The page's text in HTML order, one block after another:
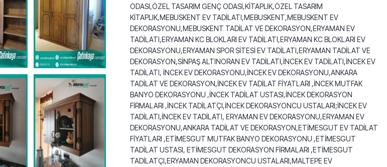
ODASI,ÖZEL TASARIM GENÇ ODASI,KİTAPLIK,ÖZEL TASARIM
KİTAPLIK,MEBUSKENT EV TADİLATI,MEBUSKENT,MEBUSKENT EV
DEKORASYONU,MEBUSKENT TADİLAT VE DEKORASYON,ERYAMAN EV
TADİLATI,ERYAMAN KC BLOKLARI EV TADİLATI,ERYAMAN KC BLOKLARI EV
DEKORASYONU,ERYAMAN SPOR SİTESİ EV TADİLATI,ERYAMAN TADİLAT VE
DEKORASYON,SİNPAŞ ALTINORAN EV TADİLATI,İNCEK EV TADİLATI,İNCEK EV
TADİLATI, İNCEK EV DEKORASYONU,İNCEK EV DEKORASYONU,ANKARA
TADİLAT VE DEKORASYON,İNCEK EV TADİLAT FİYATLARI ,İNCEK MUTFAK
BANYO DEKORASYONU ,İNCEK TADİLAT USTASI,İNCEK DEKORASYON
FİRMALARI ,İNCEK TADİLATÇI,İNCEK DEKORASYONCU USTALARI;İNCEK EV
TADİLATI,İNCEK EV TADİLATI, ERYAMAN EV DEKORASYONU,ERYAMAN EV
DEKORASYONU,ANKARA TADİLAT VE DEKORASYON,ETİMESGUT EV TADİLAT
FİYATLARI ,ETİMESGUT MUTFAK BANYO DEKORASYONU ,ETİMESGUT
TADİLAT USTASI, ETİMESGUT DEKORASYON FİRMALARI ,ETİMESGUT
TADİLATÇI,ERYAMAN DEKORASYONCU USTALARI,MALTEPE EV